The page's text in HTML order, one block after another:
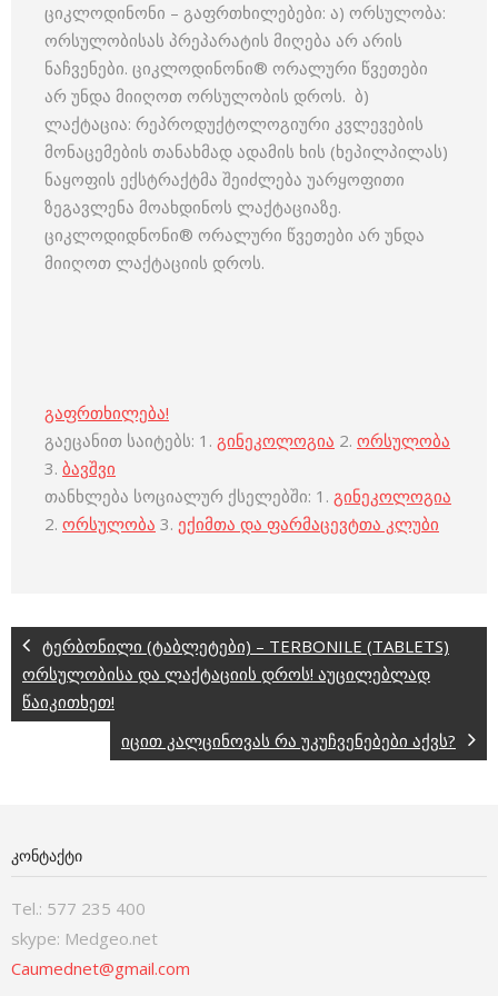
ციკლოდინონი – გაფრთხილებები: ა) ორსულობა:
ორსულობისას პრეპარატის მიღება არ არის
ნაჩვენები. ციკლოდინონი® ორალური წვეთები
არ უნდა მიიღოთ ორსულობის დროს. ბ)
ლაქტაცია: რეპროდუქტოლოგიური კვლევების
მონაცემების თანახმად ადამის ხის (ხეპილპილას)
ნაყოფის ექსტრაქტმა შეიძლება უარყოფითი
ზეგავლენა მოახდინოს ლაქტაციაზე.
ციკლოდიდნონი® ორალური წვეთები არ უნდა
მიიღოთ ლაქტაციის დროს.
გაფრთხილება!
გაეცანით საიტებს: 1. გინეკოლოგია 2. ორსულობა
3. ბავშვი
თანხლება სოციალურ ქსელებში: 1. გინეკოლოგია
2. ორსულობა 3. ექიმთა და ფარმაცევტთა კლუბი
ტერბონილი (ტაბლეტები) – TERBONILE (TABLETS)
ორსულობისა და ლაქტაციის დროს! აუცილებლად
წაიკითხეთ!
იცით კალცინოვას რა უკუჩვენებები აქვს?
ᲙᲝᲜᲢᲐᲥᲢᲘ
Tel.: 577 235 400
skype: Medgeo.net
Caumednet@gmail.com